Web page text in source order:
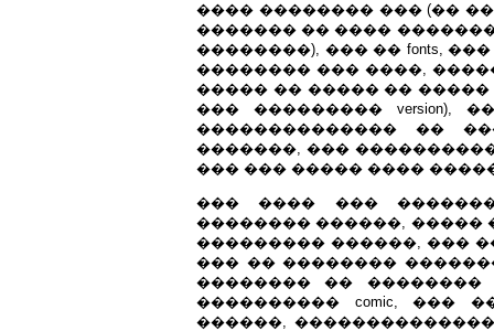
���� �������� ��� (��
������� �� ����
��������), ��� �� fonts,
�������� ��� ����,
����� �� ����� ��
��� ���������
�������������� ��
�������, ���
��� ��� ����� ����
��� ���� ���
�������� ������, �����
��������� ������, ���
��� �� ��������
�������� ��
���������� comic, ���
������,